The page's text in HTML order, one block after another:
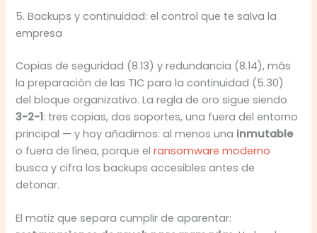
5. Backups y continuidad: el control que te salva la
empresa
Copias de seguridad (8.13) y redundancia (8.14), más
la preparación de las TIC para la continuidad (5.30)
del bloque organizativo. La regla de oro sigue siendo
3-2-1: tres copias, dos soportes, una fuera del entorno
principal — y hoy añadimos: al menos una inmutable
o fuera de línea, porque elransomware moderno
busca y cifra los backups accesibles antes de
detonar.
El matiz que separa cumplir de aparentar: